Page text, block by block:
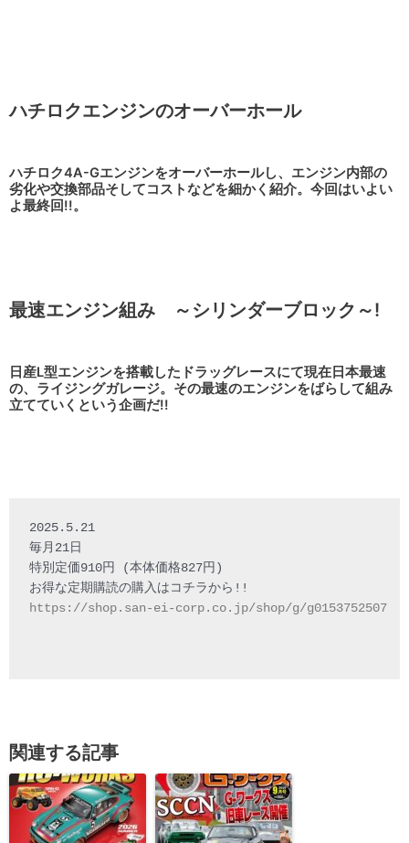
ハチロクエンジンのオーバーホール
ハチロク4A-Gエンジンをオーバーホールし、エンジン内部の
劣化や交換部品そしてコストなどを細かく紹介。今回はいよい
よ最終回!!。
最速エンジン組み ～シリンダーブロック～!
日産L型エンジンを搭載したドラッグレースにて現在日本最速
の、ライジングガレージ。その最速のエンジンをばらして組み
立てていくという企画だ!!
2025.5.21
毎月21日
特別定価910円 (本体価格827円)
https://shop.san-ei-corp.co.jp/shop/g/g0153752507
関連する記事